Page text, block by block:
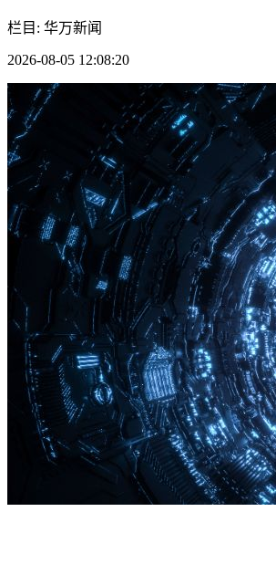
栏目: 华万新闻
2026-08-05 12:08:20